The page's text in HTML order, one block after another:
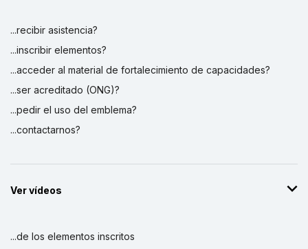
...recibir asistencia?
...inscribir elementos?
...acceder al material de fortalecimiento de capacidades?
...ser acreditado (ONG)?
...pedir el uso del emblema?
...contactarnos?
Ver vídeos
...de los elementos inscritos